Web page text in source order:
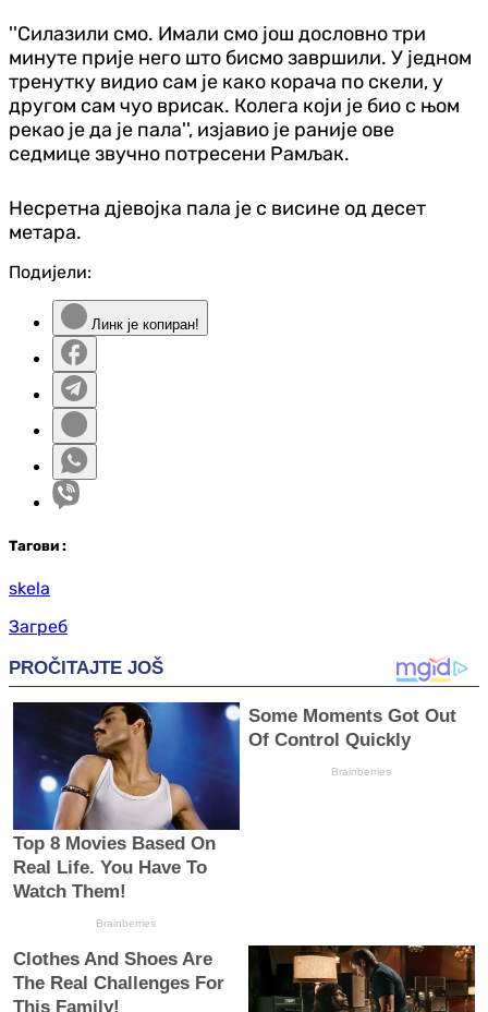
''Силазили смо. Имали смо још дословно три
минуте прије него што бисмо завршили. У једном
тренутку видио сам је како корача по скели, у
другом сам чуо врисак. Колега који је био с њом
рекао је да је пала'', изјавио је раније ове
седмице звучно потресени Рамљак.
Несретна д‌јевојка пала је с висине од десет
метара.
Подијели:
Линк је копиран!
Тагови :
skela
Загреб